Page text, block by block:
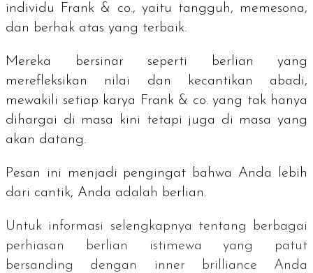
individu Frank & co., yaitu tangguh, memesona,
dan berhak atas yang terbaik.
Mereka bersinar seperti berlian yang
merefleksikan nilai dan kecantikan abadi,
mewakili setiap karya Frank & co. yang tak hanya
dihargai di masa kini tetapi juga di masa yang
akan datang.
Pesan ini menjadi pengingat bahwa Anda lebih
dari cantik, Anda adalah berlian.
Untuk informasi selengkapnya tentang berbagai
perhiasan berlian istimewa yang patut
bersanding dengan inner brilliance Anda